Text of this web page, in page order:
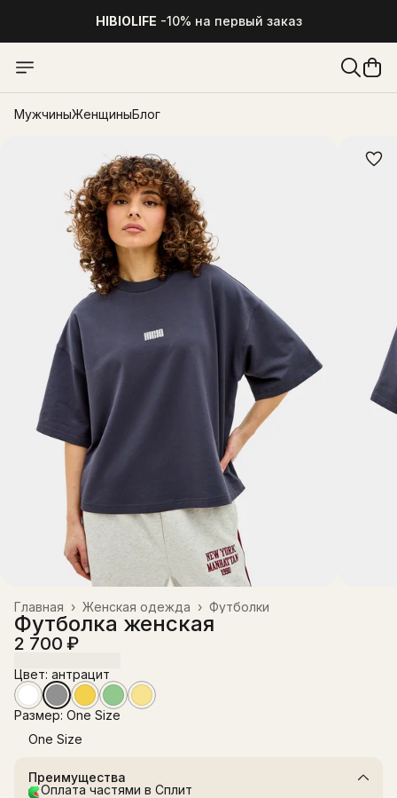
HIBIOLIFE -10% на первый заказ
МужчиныЖенщиныБлог
Футболки
Женская одежда ›
Главная ›
Футболка женская
2 700 ₽
Цвет: антрацит
Размер: One Size
One Size
Преимущества
Оплата частями в Сплит